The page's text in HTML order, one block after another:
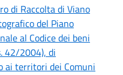
di Raccolta di Viano
del Piano
al Codice dei beni
42/2004), di
ai territori dei Comuni